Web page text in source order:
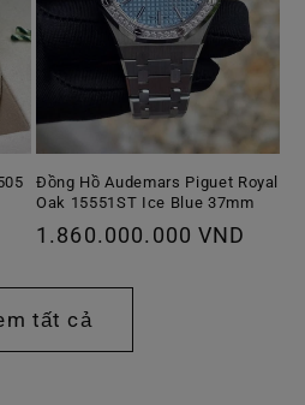
Đồng Hồ Audemars Piguet Royal
Oak 15551ST Ice Blue 37mm
Giá
thường
1.860.000.000 VND
tất cả